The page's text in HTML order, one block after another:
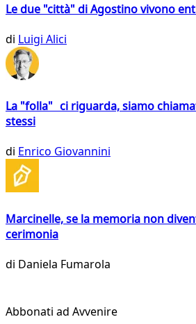
Le due "città" di Agostino vivono
di Luigi Alici
La "folla" ci riguarda, siamo
stessi
di Enrico Giovannini
Marcinelle, se la memoria non
cerimonia
di Daniela Fumarola
Abbonati ad Avvenire